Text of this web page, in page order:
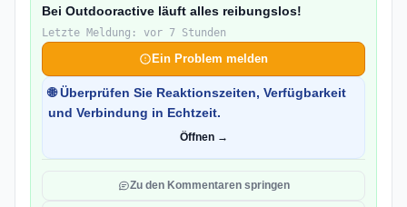
Bei Outdooractive läuft alles reibungslos!
Letzte Meldung: vor 7 Stunden
Ein Problem melden
🌐 Überprüfen Sie Reaktionszeiten, Verfügbarkeit
und Verbindung in Echtzeit.
Öffnen →
Zu den Kommentaren springen